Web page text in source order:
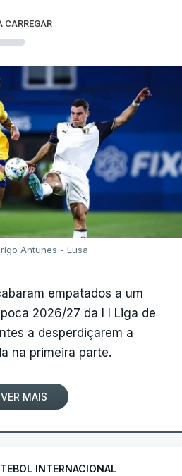
CARREGAR
Antunes - Lusa
empatados a um
2026/27 da I I Liga de
a desperdiçarem a
na primeira parte.
VER MAIS
INTERNACIONAL